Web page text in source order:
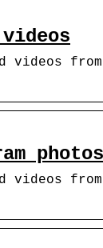
videos from
videos from